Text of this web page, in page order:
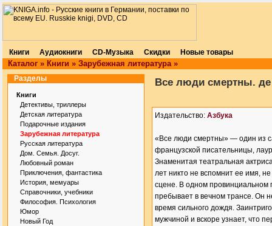
Книги Аудиокниги CD-Музыка Скидки Новые товары
Каталог » Книги » Зарубежная литература»
Разделы
Книги
Детективы, триллеры
Детская литература
Подарочные издания
Зарубежная литература
Русская литература
Дом. Семья. Досуг.
Любовный роман
Приключения, фантастика
История, мемуары
Справочники, учебники
Философия. Психология
Юмор
Новый Год
Все люди смертны.
Издательство: Азбука
«Все люди смертны» — один из
французской писательницы,
Знаменитая театральная
лет никто не вспомнит ее имя,
сцене. В одном провинциальном
пребывает в вечном трансе. Он
время сильного дождя.
мужчиной и вскоре узнает, что